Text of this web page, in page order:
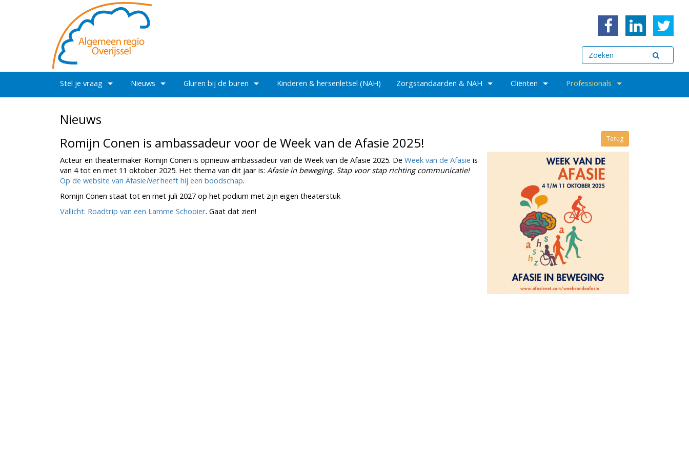
Stel je vraag Nieuws Gluren bij de buren Kinderen & hersenletsel (NAH) Zorgstandaarden & NAH Cliënten Professionals
Nieuws
Terug
Romijn Conen is ambassadeur voor de Week van de Afasie 2025!
Acteur en theatermaker Romijn Conen is opnieuw ambassadeur van de Week van de Afasie 2025. De Week van de Afasie is
van 4 tot en met 11 oktober 2025. Het thema van dit jaar is: Afasie in beweging. Stap voor stap richting communicatie!
Op de website van AfasieNetheeft hij een boodschap.
Romijn Conen staat tot en met juli 2027 op het podium met zijn eigen theaterstuk
Vallicht: Roadtrip van een Lamme Schooier. Gaat dat zien!